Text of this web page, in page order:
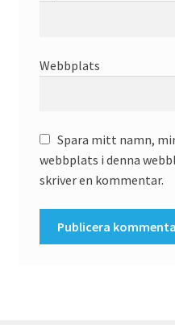
Webbplats
Spara mitt namn,
webbplats i denna
skriver en kommentar.